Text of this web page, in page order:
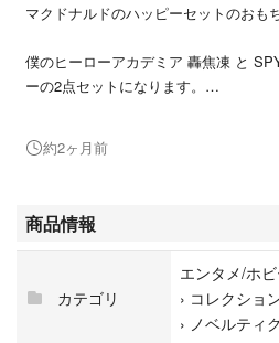
マクドナルドのハッピーセットのおも
僕のヒーローアカデミア 轟焦凍 と
ーの2点セットになります。
中身を出しておりません。
ご覧いただきありがとうございます
即日24時間以内に発送いたします
約2ヶ月前
商品情報
カテゴリ
エンタメ/ホ
› コレクショ
› ノベルティ